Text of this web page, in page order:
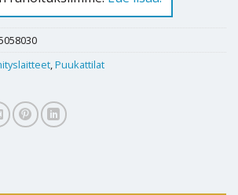
,Puukattilat